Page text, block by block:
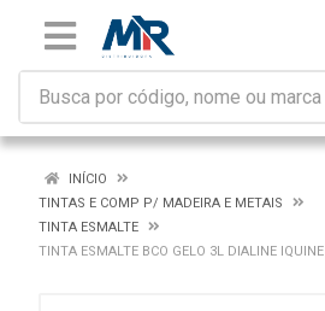
INÍCIO
TINTAS E COMP P/ MADEIRA E METAIS
TINTA ESMALTE
TINTA ESMALTE BCO GELO 3L DIALINE IQUINE